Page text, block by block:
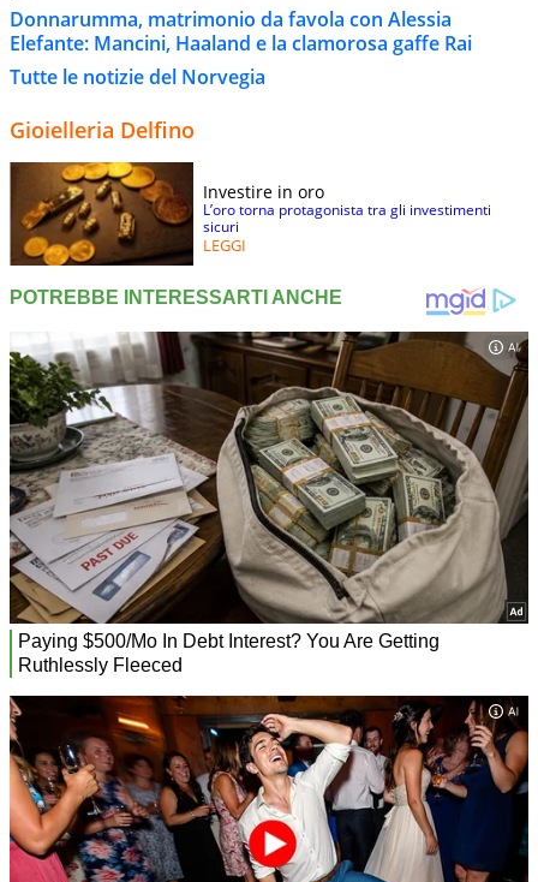
Donnarumma, matrimonio da favola con Alessia
Elefante: Mancini, Haaland e la clamorosa gaffe Rai
Tutte le notizie del Norvegia
Gioielleria Delfino
Investire in oro
L’oro torna protagonista tra gli investimenti
sicuri
LEGGI